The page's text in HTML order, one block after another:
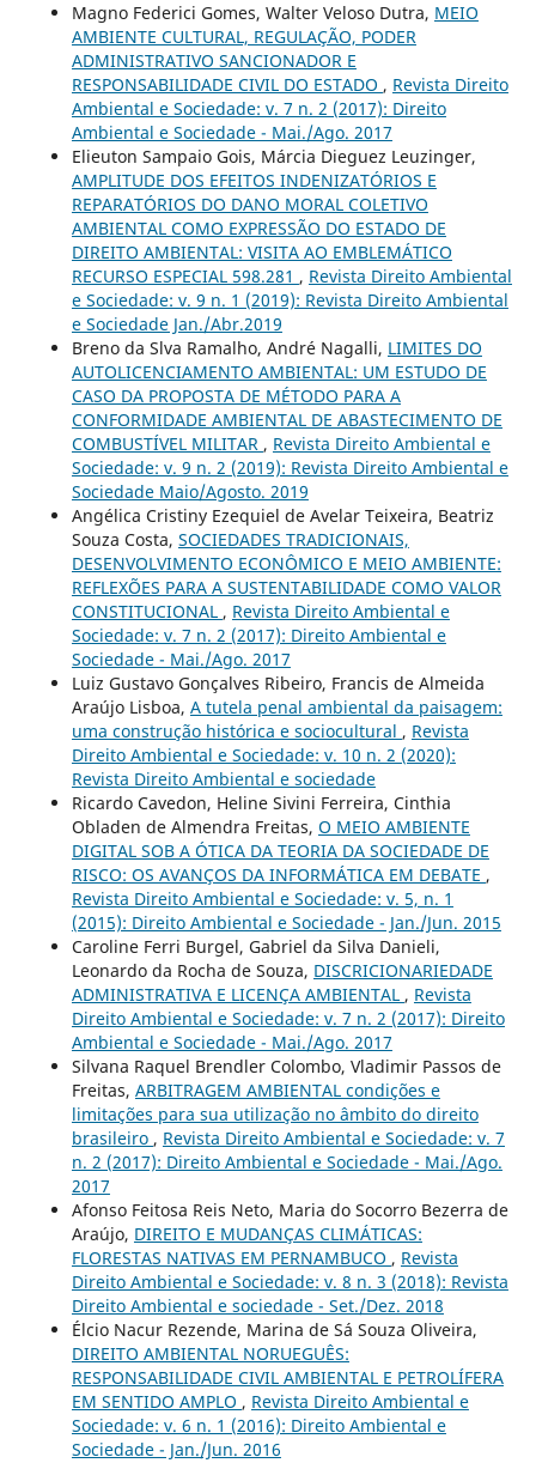
Magno Federici Gomes, Walter Veloso Dutra, MEIO
AMBIENTE CULTURAL, REGULAÇÃO, PODER
ADMINISTRATIVO SANCIONADOR E
RESPONSABILIDADE CIVIL DO ESTADO , Revista Direito
Ambiental e Sociedade: v. 7 n. 2 (2017): Direito
Ambiental e Sociedade - Mai./Ago. 2017
Elieuton Sampaio Gois, Márcia Dieguez Leuzinger,
AMPLITUDE DOS EFEITOS INDENIZATÓRIOS E
REPARATÓRIOS DO DANO MORAL COLETIVO
AMBIENTAL COMO EXPRESSÃO DO ESTADO DE
DIREITO AMBIENTAL: VISITA AO EMBLEMÁTICO
RECURSO ESPECIAL 598.281 , Revista Direito Ambiental
e Sociedade: v. 9 n. 1 (2019): Revista Direito Ambiental
e Sociedade Jan./Abr.2019
Breno da Slva Ramalho, André Nagalli, LIMITES DO
AUTOLICENCIAMENTO AMBIENTAL: UM ESTUDO DE
CASO DA PROPOSTA DE MÉTODO PARA A
CONFORMIDADE AMBIENTAL DE ABASTECIMENTO DE
COMBUSTÍVEL MILITAR , Revista Direito Ambiental e
Sociedade: v. 9 n. 2 (2019): Revista Direito Ambiental e
Sociedade Maio/Agosto. 2019
Angélica Cristiny Ezequiel de Avelar Teixeira, Beatriz
Souza Costa, SOCIEDADES TRADICIONAIS,
DESENVOLVIMENTO ECONÔMICO E MEIO AMBIENTE:
REFLEXÕES PARA A SUSTENTABILIDADE COMO VALOR
CONSTITUCIONAL , Revista Direito Ambiental e
Sociedade: v. 7 n. 2 (2017): Direito Ambiental e
Sociedade - Mai./Ago. 2017
Luiz Gustavo Gonçalves Ribeiro, Francis de Almeida
Araújo Lisboa, A tutela penal ambiental da paisagem:
uma construção histórica e sociocultural , Revista
Direito Ambiental e Sociedade: v. 10 n. 2 (2020):
Revista Direito Ambiental e sociedade
Ricardo Cavedon, Heline Sivini Ferreira, Cinthia
Obladen de Almendra Freitas, O MEIO AMBIENTE
DIGITAL SOB A ÓTICA DA TEORIA DA SOCIEDADE DE
RISCO: OS AVANÇOS DA INFORMÁTICA EM DEBATE ,
Revista Direito Ambiental e Sociedade: v. 5, n. 1
(2015): Direito Ambiental e Sociedade - Jan./Jun. 2015
Caroline Ferri Burgel, Gabriel da Silva Danieli,
Leonardo da Rocha de Souza, DISCRICIONARIEDADE
ADMINISTRATIVA E LICENÇA AMBIENTAL , Revista
Direito Ambiental e Sociedade: v. 7 n. 2 (2017): Direito
Ambiental e Sociedade - Mai./Ago. 2017
Silvana Raquel Brendler Colombo, Vladimir Passos de
Freitas, ARBITRAGEM AMBIENTAL condições e
limitações para sua utilização no âmbito do direito
brasileiro , Revista Direito Ambiental e Sociedade: v. 7
n. 2 (2017): Direito Ambiental e Sociedade - Mai./Ago.
2017
Afonso Feitosa Reis Neto, Maria do Socorro Bezerra de
Araújo, DIREITO E MUDANÇAS CLIMÁTICAS:
FLORESTAS NATIVAS EM PERNAMBUCO , Revista
Direito Ambiental e Sociedade: v. 8 n. 3 (2018): Revista
Direito Ambiental e sociedade - Set./Dez. 2018
Élcio Nacur Rezende, Marina de Sá Souza Oliveira,
DIREITO AMBIENTAL NORUEGUÊS:
RESPONSABILIDADE CIVIL AMBIENTAL E PETROLÍFERA
EM SENTIDO AMPLO , Revista Direito Ambiental e
Sociedade: v. 6 n. 1 (2016): Direito Ambiental e
Sociedade - Jan./Jun. 2016